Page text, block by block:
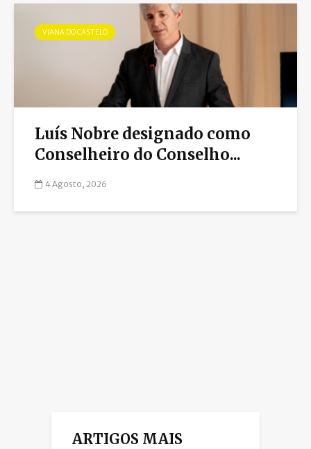
VIANA DO CASTELO
Luís Nobre designado como
Conselheiro do Conselho...
4 Agosto, 2026
ARTIGOS MAIS